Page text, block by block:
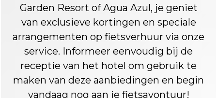
Garden Resort of Agua Azul, je geniet
van exclusieve kortingen en speciale
arrangementen op fietsverhuur via onze
service. Informeer eenvoudig bij de
receptie van het hotel om gebruik te
maken van deze aanbiedingen en begin
vandaag nog aan je fietsavontuur!